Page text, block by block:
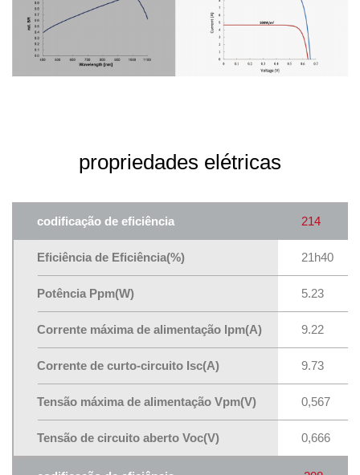
propriedades elétricas
codificação de eficiência 214
Eficiência de Eficiência(%) 21h40
Potência Ppm(W) 5.23
Corrente máxima de alimentação lpm(A) 9.22
Corrente de curto-circuito Isc(A) 9.73
Tensão máxima de alimentação Vpm(V) 0,567
Tensão de circuito aberto Voc(V) 0,666